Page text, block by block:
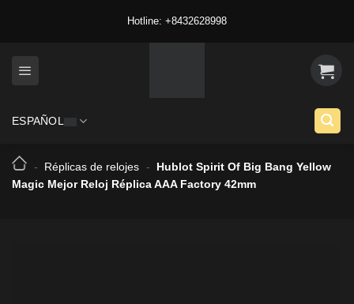
Hotline: +8432628998
ESPAÑOL
- Réplicas de relojes -
Hublot Spirit Of Big Bang Yellow
Magic Mejor Reloj Réplica AAA Factory 42mm